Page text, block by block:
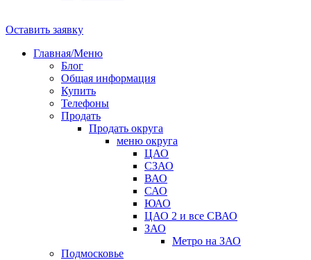
Оставить заявку
Главная/Меню
Блог
Общая информация
Купить
Телефоны
Продать
Продать округа
меню округа
ЦАО
СЗАО
ВАО
САО
ЮАО
ЦАО 2 и все СВАО
ЗАО
Метро на ЗАО
Подмосковье